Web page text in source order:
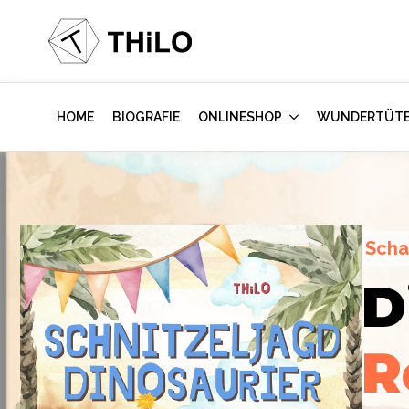
HOME BIOGRAFIE ONLINESHOP
Hollywood-
im
Escape Room (ab 8 oder 12 Jahre)
Locked-up